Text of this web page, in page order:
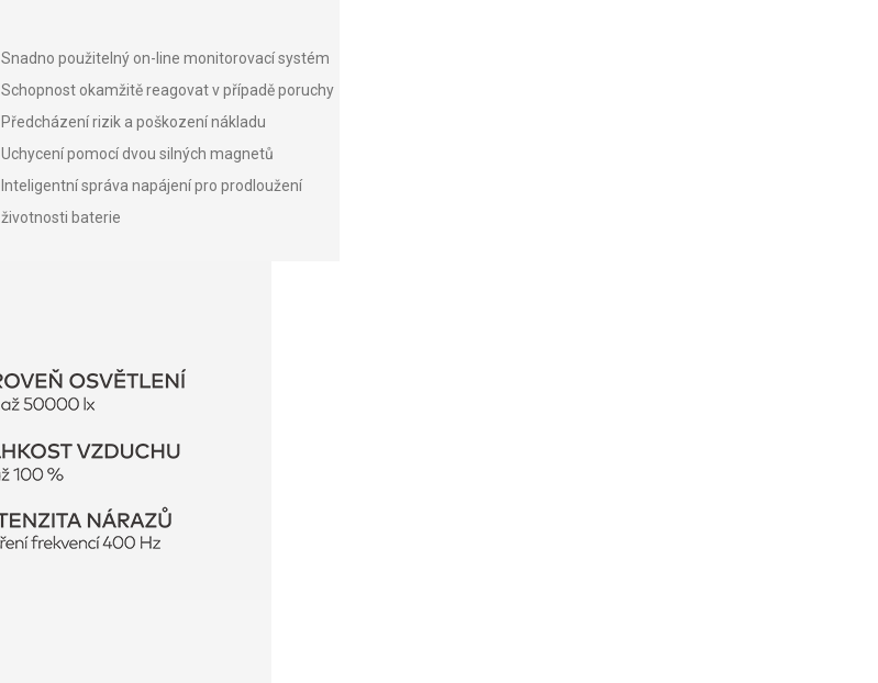
Snadno použitelný on-line monitorovací systém
Schopnost okamžitě reagovat v případě poruchy
Předcházení rizik a poškození nákladu
Uchycení pomocí dvou silných magnetů
Inteligentní správa napájení pro prodloužení
životnosti baterie